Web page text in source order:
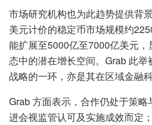
市场研究机构也为此趋势提供背
美元计价的稳定币市场规模约
能扩展至5000亿至7000亿美元
态中的潜在增长空间。Grab 此
战略的一环，亦是其在区域金融
Grab 方面表示，合作仍处于策
进会视监管认可及实施成效而定